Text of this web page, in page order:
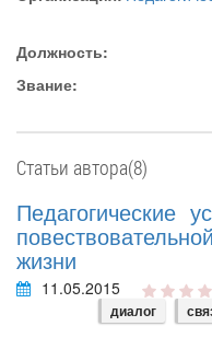
Должность:
Звание:
Статьи автора(8)
Педагогические
жизни
11.05.2015
диалог